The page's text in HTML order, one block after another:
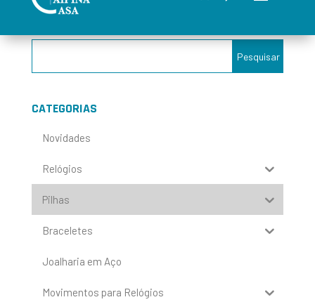
CATEGORIAS
Novidades
Relógios
Pilhas
Braceletes
Joalharia em Aço
Movimentos para Relógios